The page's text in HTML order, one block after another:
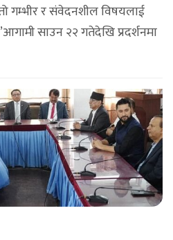
गम्भीर र संवेदनशील विषयलाई
साउन २२ गतेदेखि प्रदर्शनमा
र शुभ चिरायू फिल्मस्को